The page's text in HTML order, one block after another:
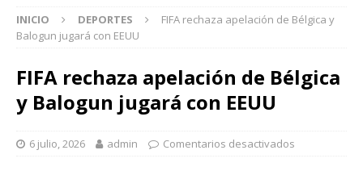
INICIO DEPORTES
FIFA rechaza apelación de Bélgica y
Balogun jugará con EEUU
FIFA rechaza apelación de Bélgica
y Balogun jugará con EEUU
6 julio, 2026 admin Comentarios desactivados